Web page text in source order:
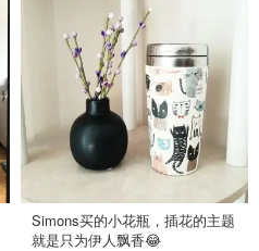
Simons买的小花瓶，插花的主题
就是只为伊人飘香😂